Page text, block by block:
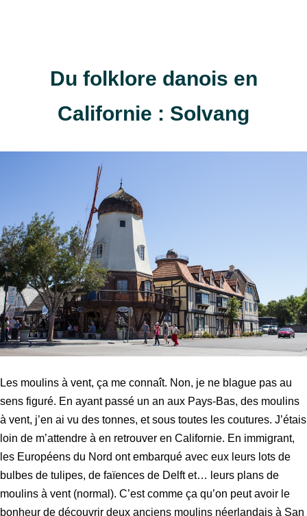
Du folklore danois en
Californie : Solvang
Les moulins à vent, ça me connaît. Non, je ne blague pas au
sens figuré. En ayant passé un an aux Pays-Bas, des moulins
à vent, j’en ai vu des tonnes, et sous toutes les coutures. J’étais
loin de m’attendre à en retrouver en Californie. En immigrant,
les Européens du Nord ont embarqué avec eux leurs lots de
bulbes de tulipes, de faïences de Delft et… leurs plans de
moulins à vent (normal). C’est comme ça qu’on peut avoir le
bonheur de découvrir deux anciens moulins néerlandais à San